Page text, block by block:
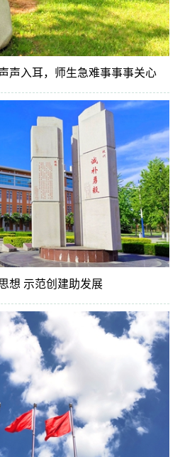
声入耳，师生急难事事事关心
想 示范创建助发展